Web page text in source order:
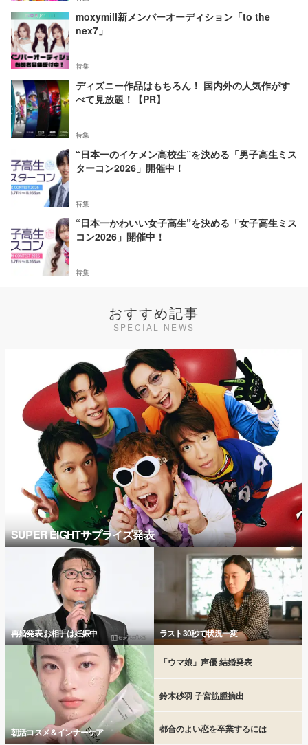
moxymill新メンバーオーディション「to the
nex7」
特集
ディズニー作品はもちろん！ 国内外の人気作がす
べて見放題！【PR】
特集
“日本一のイケメン高校生”を決める「男子高生ミス
ターコン2026」開催中！
特集
“日本一かわいい女子高生”を決める「女子高生ミス
コン2026」開催中！
特集
おすすめ記事
SPECIAL NEWS
SUPER EIGHTサプライズ発表
再婚発表 お相手は妊娠中 ラスト30秒で状況一変
朝活コスメ＆インナーケア
「ウマ娘」声優 結婚発表
鈴木砂羽 子宮筋腫摘出
都合のよい恋を卒業するには